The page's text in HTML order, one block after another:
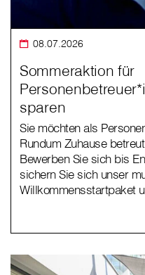
08.07.2026
Sommeraktion für
sparen
Sie möchten als
Rundum Zuhause
Bewerben Sie sich bis
sichern Sie sich unser
Willkommensstartpaket